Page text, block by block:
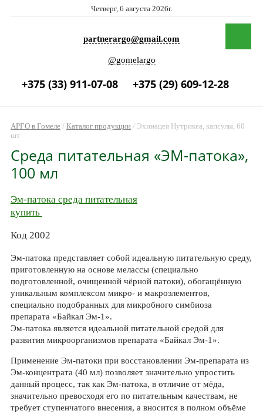
Четверг, 6 августа 2026г.
partnerargo@gmail.com
@gomelargo
+375 (33) 911-07-08 +375 (29) 609-12-28
АРГО в Гомеле/ Каталог продукции/ Эхинацея Нутрикеа, капсулы, 60
шт
Среда питательная «ЭМ-патока»,
100 мл
Эм-патока среда питательная
купить
Код 2002
Эм-патока представляет собой идеальную питательную среду,
приготовленную на основе мелассы (специально
подготовленной, очищенной чёрной патоки), обогащённую
уникальным комплексом микро- и макроэлементов,
специально подобранных для микробного симбиоза
препарата «Байкал Эм-1».
Эм-патока является идеальной питательной средой для
развития микроорганизмов препарата «Байкал Эм-1».
Применение Эм-патоки при восстановлении Эм-препарата из
Эм-концентрата (40 мл) позволяет значительно упростить
данный процесс, так как Эм-патока, в отличие от мёда,
значительно превосходя его по питательным качествам, не
требует ступенчатого внесения, а вносится в полном объёме